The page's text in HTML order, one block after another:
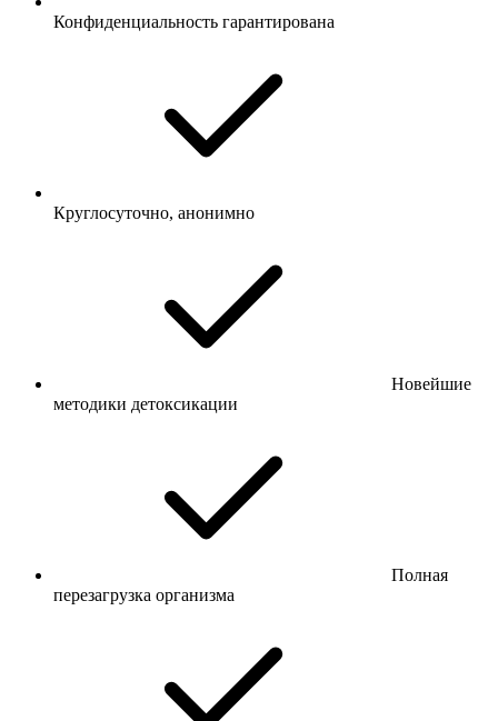
Конфиденциальность гарантирована
Круглосуточно, анонимно
Новейшие
методики детоксикации
Полная
перезагрузка организма